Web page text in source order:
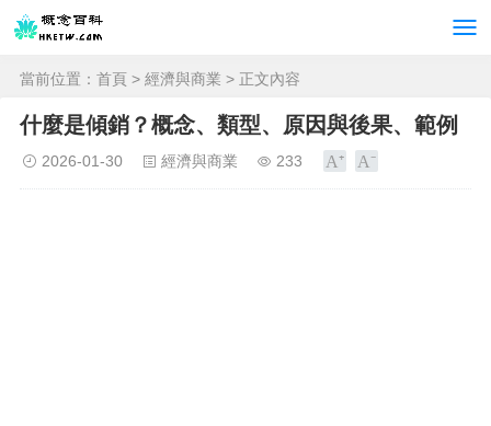
當前位置： 首頁 > 經濟與商業 > 正文內容
什麼是傾銷？概念、類型、原因與後果、範例
2026-01-30 經濟與商業 233